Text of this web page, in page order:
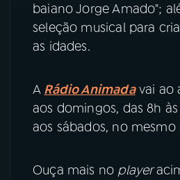
baiano Jorge Amado";
seleção musical para
as idades.
A Rádio Animadavai ao
aos domingos, das 8h
aos sábados, no mesmo
Ouça mais no player